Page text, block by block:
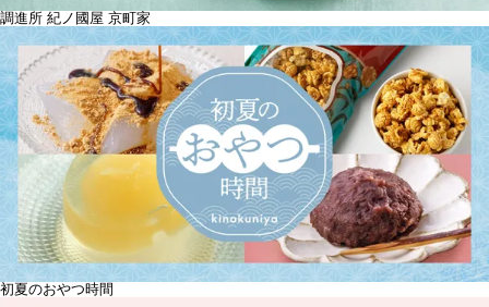
調進所 紀ノ國屋 京町家
初夏のおやつ時間